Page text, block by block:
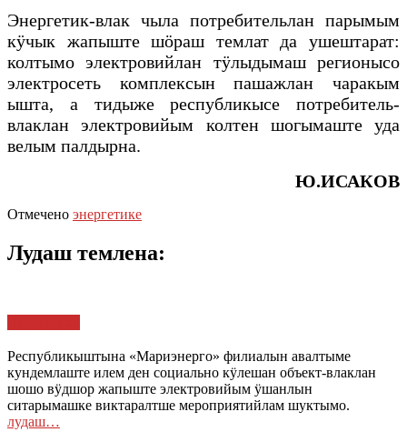
Энергетик-влак чыла потребительлан парымым
кӱчык жапыште шӧраш темлат да ушештарат:
колтымо электровийлан тӱлыдымаш регионысо
электросеть комплексын пашажлан чаракым
ышта, а тидыже республикысе потребитель-
влаклан электровийым колтен шогымаште уда
велым палдырна.
Ю.ИСАКОВ
Отмечено энергетике
Лудаш темлена:
Республикыштына «Мариэнерго» филиалын авалтыме
кундемлаште илем ден социально кӱлешан объект-влаклан
шошо вӱдшор жапыште электровийым ӱшанлын
ситарымашке виктаралтше мероприятийлам шуктымо.
лудаш…